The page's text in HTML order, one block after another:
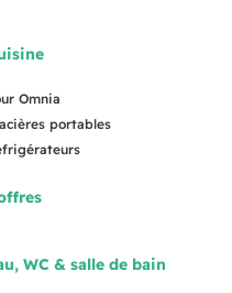
Omnia
portables
WC & salle de bain